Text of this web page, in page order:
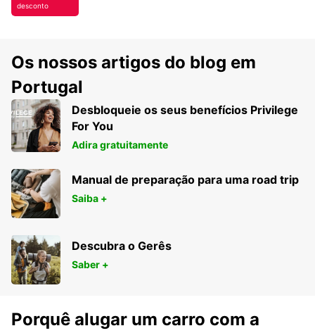
desconto
Os nossos artigos do blog em
Portugal
Desbloqueie os seus benefícios Privilege
For You
Adira gratuitamente
Manual de preparação para uma road trip
Saiba +
Descubra o Gerês
Saber +
Porquê alugar um carro com a